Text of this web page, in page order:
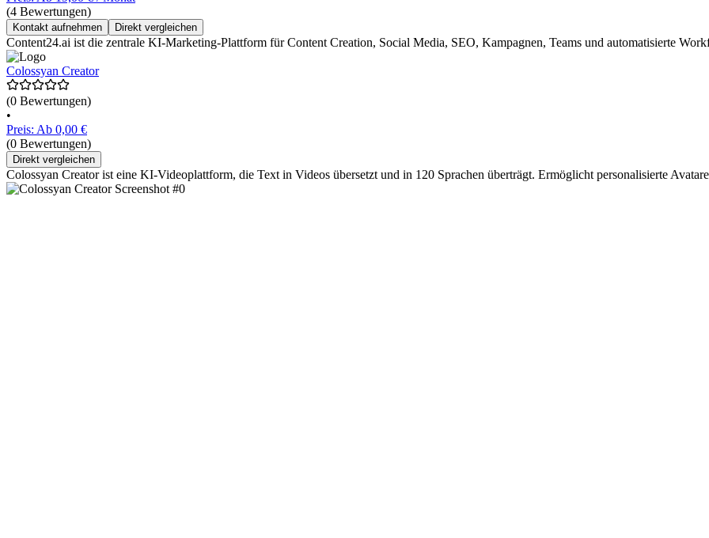
(4 Bewertungen)
Kontakt aufnehmen Direkt vergleichen
Content24.ai ist die zentrale KI-Marketing-Plattform für Content Creation, Social Media, SEO, Kampagnen, Teams und automatisierte
Colossyan Creator
(0 Bewertungen)
•
Preis: Ab 0,00 €
(0 Bewertungen)
Direkt vergleichen
Colossyan Creator ist eine KI-Videoplattform, die Text in Videos übersetzt und in 120 Sprachen überträgt. Ermöglicht personalisierte